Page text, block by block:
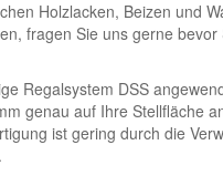
Holzlacken, Beizen und
fragen Sie uns gerne bevor
Regalsystem DSS
genau auf Ihre Stellfläche
ist gering durch die